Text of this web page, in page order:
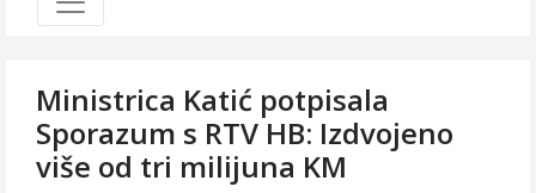
Ministrica Katić potpisala
Sporazum s RTV HB: Izdvojeno
više od tri milijuna KM